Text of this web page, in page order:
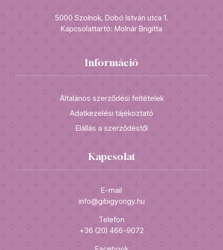
5000 Szolnok, Dobó István utca 1.
Kapcsolattartó: Molnár Brigitta
Információ
Általános szerződési feltételek
Adatkezelési tájékoztató
Elállás a szerződéstől
Kapcsolat
E-mail
info@gibigyongy.hu
Telefon
+36 (20) 466-9072